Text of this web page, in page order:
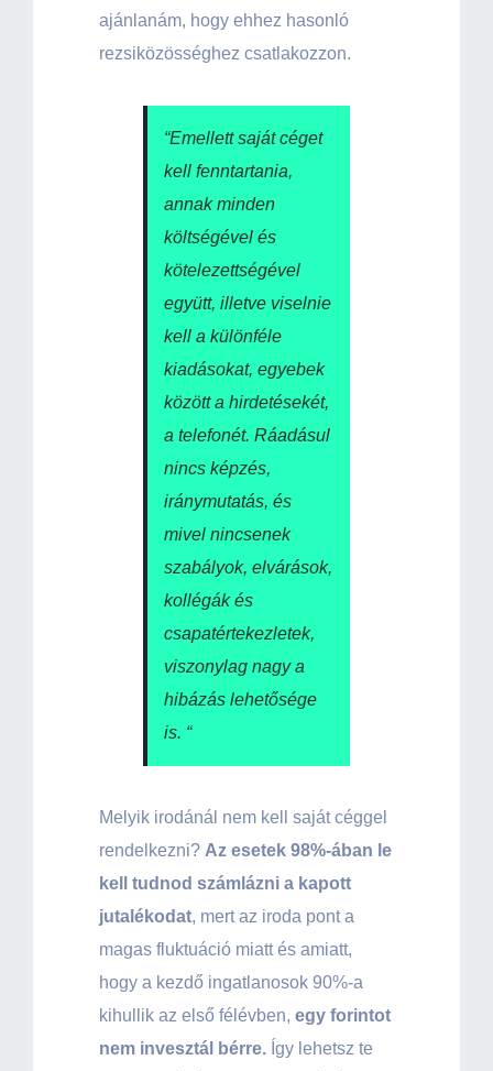
ajánlanám, hogy ehhez hasonló
rezsiközösséghez csatlakozzon.
“Emellett saját céget
kell fenntartania,
annak minden
költségével és
kötelezettségével
együtt, illetve viselnie
kell a különféle
kiadásokat, egyebek
között a hirdetésekét,
a telefonét. Ráadásul
nincs képzés,
iránymutatás, és
mivel nincsenek
szabályok, elvárások,
kollégák és
csapatértekezletek,
viszonylag nagy a
hibázás lehetősége
is. “
Melyik irodánál nem kell saját céggel
rendelkezni? Az esetek 98%-ában le
kell tudnod számlázni a kapott
jutalékodat, mert az iroda pont a
magas fluktuáció miatt és amiatt,
hogy a kezdő ingatlanosok 90%-a
kihullik az első félévben, egy forintot
nem invesztál bérre. Így lehetsz te